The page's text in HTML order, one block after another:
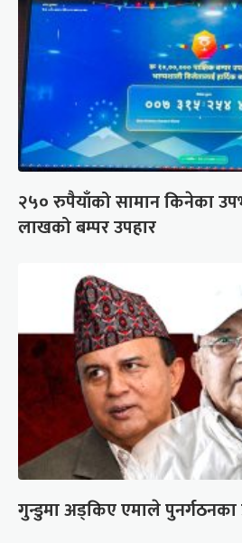
२५० रुपैयाँको सामान किनेका
लाखको बम्पर उपहार
गुन्डुमा अड्किए एमाले पुनर्गठनका